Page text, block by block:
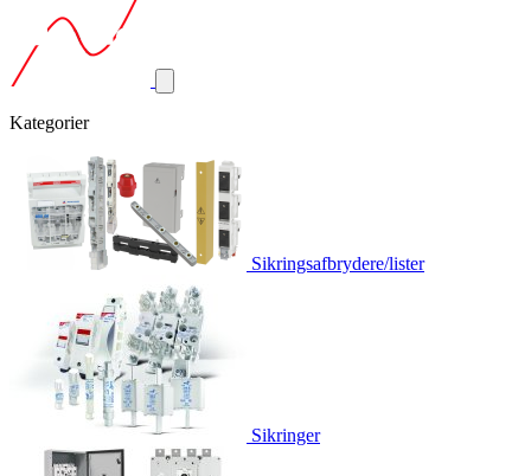
Kategorier
Sikringsafbrydere/lister
Sikringer